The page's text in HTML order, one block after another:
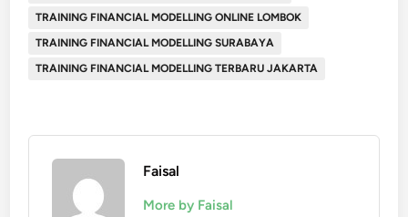
TRAINING FINANCIAL MODELLING ONLINE LOMBOK
TRAINING FINANCIAL MODELLING SURABAYA
TRAINING FINANCIAL MODELLING TERBARU JAKARTA
Faisal
More by Faisal